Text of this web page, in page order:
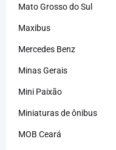
Mato Grosso do Sul
Maxibus
Mercedes Benz
Minas Gerais
Mini Paixão
Miniaturas de ônibus
MOB Ceará